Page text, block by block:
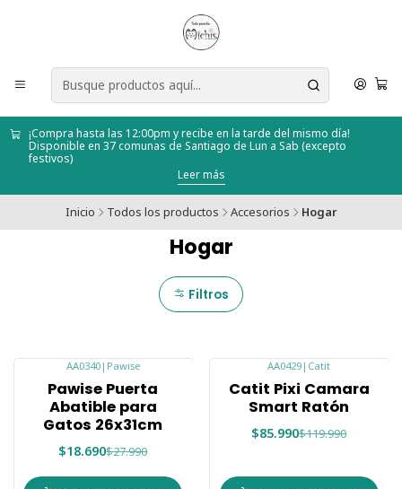
¡Compra hasta las 12:00pm y recibe en la tarde del mismo día!
Disponible en 37 comunas de Santiago de Lun a Sab (excepto
festivos)
Leer más
Inicio Todos los productos Accesorios Hogar
Hogar
Filtros
AA0340| Pawise
Pawise Puerta
Abatible para
Gatos 26x31cm
$18.690$27.990
AA0429 | Catit
Catit Pixi Camara
Smart Ratón
$85.990$119.990